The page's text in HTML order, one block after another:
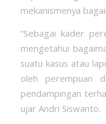
mekanismenya
“Sebagai kader
mengetahui
suatu kasus atau
oleh perempuan
pendampingan
ujar Andri Siswanto.